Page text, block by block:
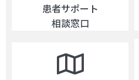
患者サポート
相談窓口